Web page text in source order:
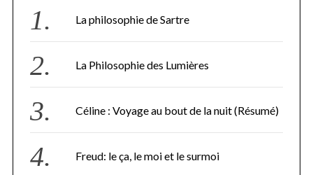
La philosophie de Sartre
La Philosophie des Lumières
Céline : Voyage au bout de la nuit (Résumé)
Freud: le ça, le moi et le surmoi